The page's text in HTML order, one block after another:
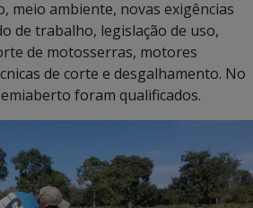
meio ambiente, novas exigências
de trabalho, legislação de uso,
de motosserras, motores
de corte e desgalhamento. No
foram qualificados.